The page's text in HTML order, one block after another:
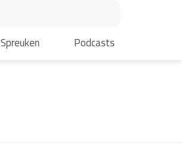
Spreuken Podcasts